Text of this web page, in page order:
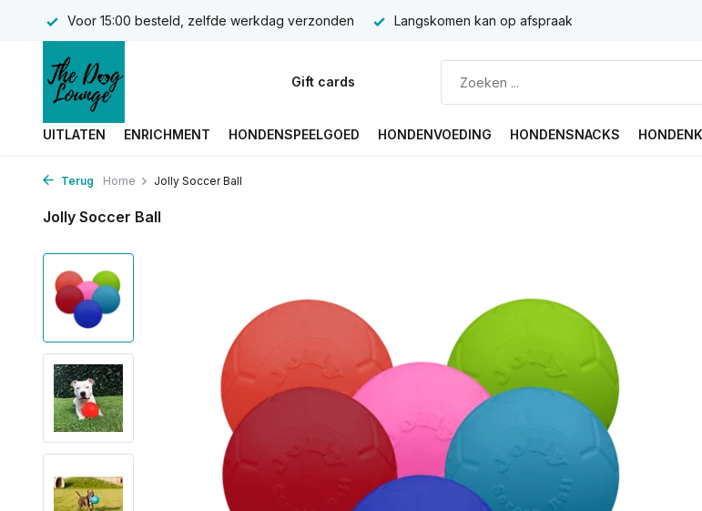
Voor 15:00 besteld, zelfde werkdag verzonden Langskomen kan op afspraak
Gift cards
UITLATEN ENRICHMENT HONDENSPEELGOED HONDENVOEDING HONDENSNACKS
Terug Home Jolly Soccer Ball
Jolly Soccer Ball